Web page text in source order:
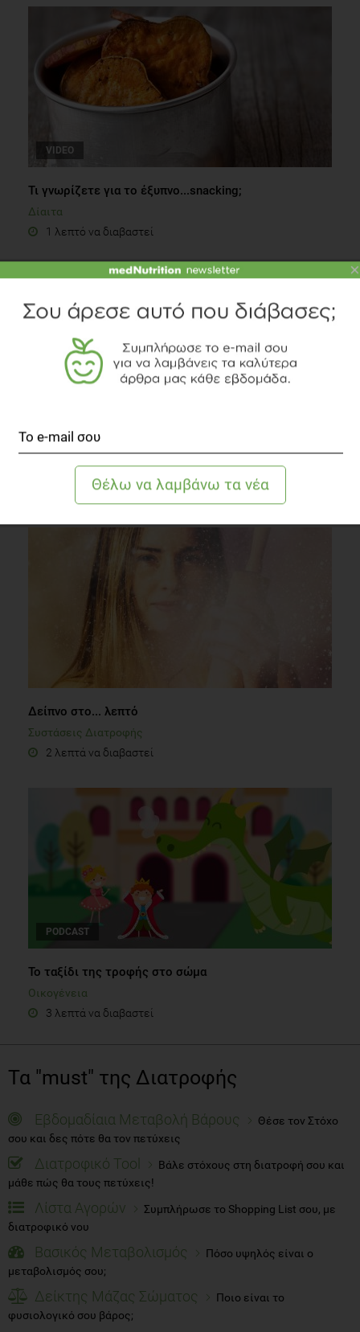
VIDEO
Τι γνωρίζετε για το έξυπνο...snacking;
Δίαιτα
1 λεπτό να διαβαστεί
Στυτική δυσλειτουργία και μεσογειακή διατροφή
Συστάσεις Διατροφής
2 λεπτά να διαβαστεί
Δείπνο στο... λεπτό
Συστάσεις Διατροφής
2 λεπτά να διαβαστεί
PODCAST
Το ταξίδι της τροφής στο σώμα
Οικογένεια
3 λεπτά να διαβαστεί
Τα "must" της Διατροφής
Εβδομαδίαια Μεταβολή Βάρους
Θέσε τον Στόχο
σου και δες πότε θα τον πετύχεις
Διατροφικό Tool
Βάλε στόχους στη διατροφή σου και
μάθε πώς θα τους πετύχεις!
Λίστα Αγορών
Συμπλήρωσε το Shopping List σου, με
διατροφικό νου
Βασικός Μεταβολισμός
Πόσο υψηλός είναι ο
μεταβολισμός σου;
Δείκτης Μάζας Σώματος
Ποιο είναι το
φυσιολογικό σου βάρος;
×